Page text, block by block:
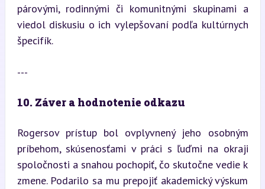
párovými, rodinnými či komunitnými skupinami a
viedol diskusiu o ich vylepšovaní podľa kultúrnych
špecifík.
---
10. Záver a hodnotenie odkazu
Rogersov prístup bol ovplyvnený jeho osobným
príbehom, skúsenosťami v práci s ľuďmi na okraji
spoločnosti a snahou pochopiť, čo skutočne vedie k
zmene. Podarilo sa mu prepojiť akademický výskum